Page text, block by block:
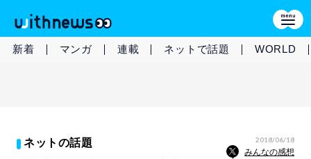
新着 マンガ 連載 ネットで話題 WORLD
ネットの話題 2018/06/18
みんなの感想